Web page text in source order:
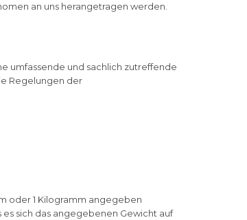
an uns herangetragen werden.
umfassende und sachlich zutreffende
Regelungen der
oder 1 Kilogramm angegeben
sich das angegebenen Gewicht auf